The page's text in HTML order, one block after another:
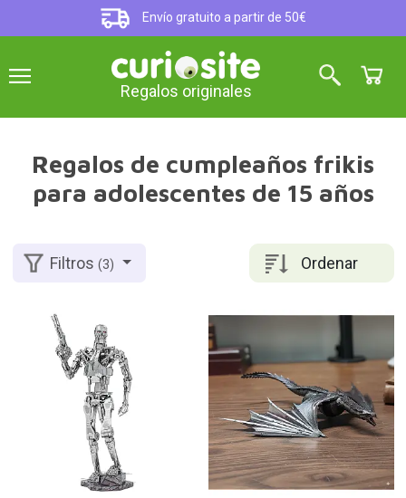
Envío gratuito a partir de 50€
Regalos originales
Regalos de cumpleaños frikis
para adolescentes de 15 años
Ordenar
Filtros(3)